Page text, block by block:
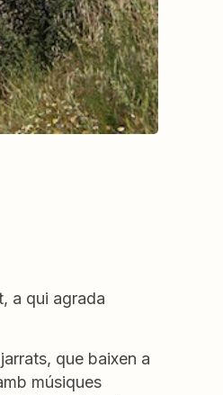
a qui agrada
que baixen a
músiques